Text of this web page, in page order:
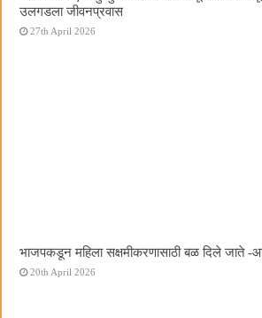
उलगडला जीवनप्रवास
27th April 2026
भाजपकडून महिला सक्षमीकरणासाठी बळ दिले जाते -
20th April 2026